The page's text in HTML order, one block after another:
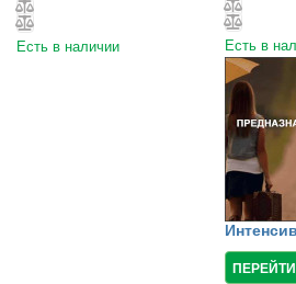
Есть в наличии Есть в